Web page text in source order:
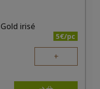
irisé
5€/pc
+